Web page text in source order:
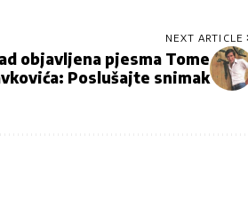
NEXT ARTICLE
objavljena pjesma Tome
Poslušajte snimak